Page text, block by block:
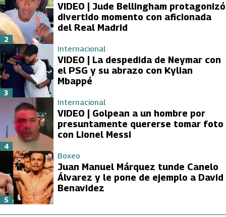
VIDEO | Jude Bellingham protagonizó
divertido momento con aficionada
del Real Madrid
2
Internacional
VIDEO | La despedida de Neymar con
el PSG y su abrazo con Kylian
Mbappé
3
Internacional
VIDEO | Golpean a un hombre por
presuntamente quererse tomar foto
con Lionel Messi
4
Boxeo
Juan Manuel Márquez tunde Canelo
Álvarez y le pone de ejemplo a David
Benavidez
5